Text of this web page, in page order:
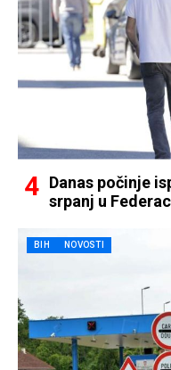
Danas počinje
srpanj u
BIH NOVOSTI